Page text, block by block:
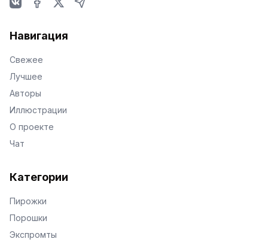
Навигация
Свежее
Лучшее
Авторы
Иллюстрации
О проекте
Чат
Категории
Пирожки
Порошки
Экспромты